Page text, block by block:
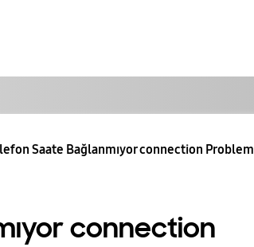
Saate Bağlanmıyor connection Problem
connection